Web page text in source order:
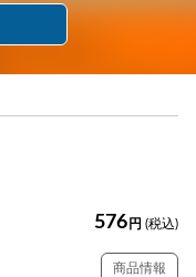
576 円 (税込)
商品情報